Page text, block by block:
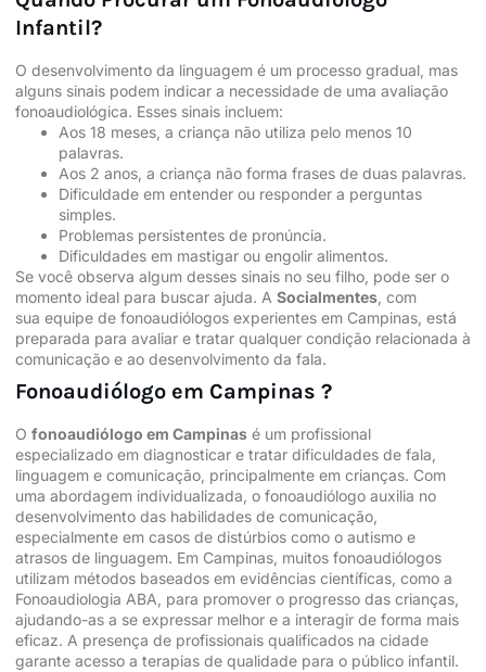
Infantil?
O desenvolvimento da linguagem é um processo gradual, mas
alguns sinais podem indicar a necessidade de uma avaliação
fonoaudiológica. Esses sinais incluem:
Aos 18 meses, a criança não utiliza pelo menos 10
palavras.
Aos 2 anos, a criança não forma frases de duas palavras.
Dificuldade em entender ou responder a perguntas
simples.
Problemas persistentes de pronúncia.
Dificuldades em mastigar ou engolir alimentos.
Se você observa algum desses sinais no seu filho, pode ser o
momento ideal para buscar ajuda. A Socialmentes , com
sua equipe de fonoaudiólogos experientes em Campinas, está
preparada para avaliar e tratar qualquer condição relacionada à
comunicação e ao desenvolvimento da fala.
Fonoaudiólogo em Campinas ?
O fonoaudiólogo em Campinas é um profissional
especializado em diagnosticar e tratar dificuldades de fala,
linguagem e comunicação, principalmente em crianças. Com
uma abordagem individualizada, o fonoaudiólogo auxilia no
desenvolvimento das habilidades de comunicação,
especialmente em casos de distúrbios como o autismo e
atrasos de linguagem. Em Campinas, muitos fonoaudiólogos
utilizam métodos baseados em evidências científicas, como a
Fonoaudiologia ABA , para promover o progresso das crianças,
ajudando-as a se expressar melhor e a interagir de forma mais
eficaz. A presença de profissionais qualificados na cidade
garante acesso a terapias de qualidade para o público infantil.